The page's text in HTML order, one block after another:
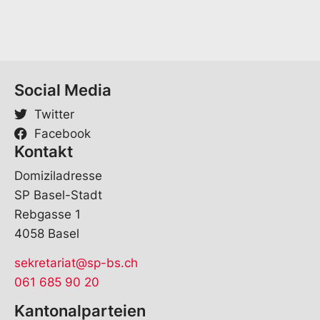
Social Media
Twitter
Facebook
Kontakt
Domiziladresse
SP Basel-Stadt
Rebgasse 1
4058 Basel
sekretariat@sp-bs.ch
061 685 90 20
Kantonalparteien